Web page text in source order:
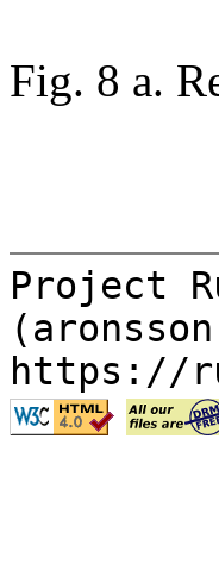
Fig. 8 a.
Project
https://